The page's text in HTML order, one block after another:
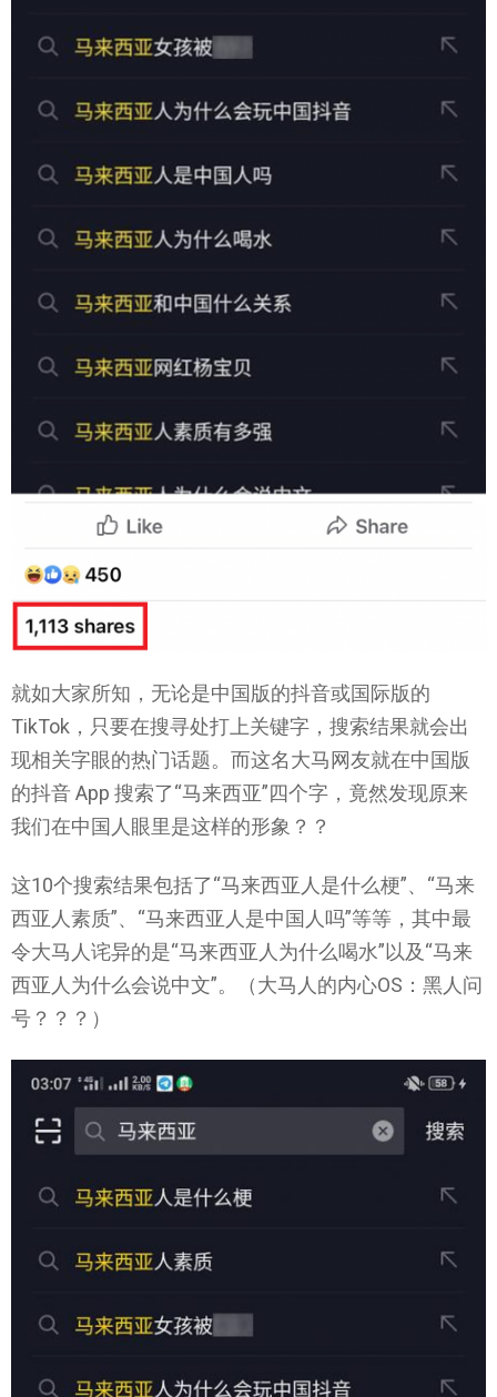
就如大家所知，无论是中国版的抖音或国际版的
TikTok，只要在搜寻处打上关键字，搜索结果就会出
现相关字眼的热门话题。而这名大马网友就在中国版
的抖音 App 搜索了“马来西亚”四个字，竟然发现原来
我们在中国人眼里是这样的形象？？
这10个搜索结果包括了“马来西亚人是什么梗”、“马来
西亚人素质”、“马来西亚人是中国人吗”等等，其中最
令大马人诧异的是“马来西亚人为什么喝水”以及“马来
西亚人为什么会说中文”。（大马人的内心OS：黑人问
号？？？）